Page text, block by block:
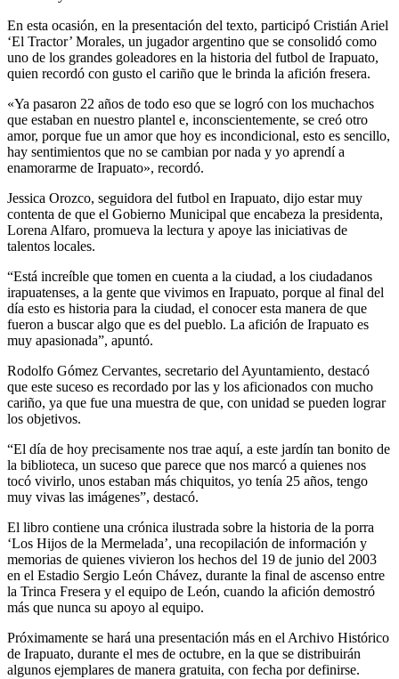
En esta ocasión, en la presentación del texto, participó Cristián Ariel
‘El Tractor’ Morales, un jugador argentino que se consolidó como
uno de los grandes goleadores en la historia del futbol de Irapuato,
quien recordó con gusto el cariño que le brinda la afición fresera.
«Ya pasaron 22 años de todo eso que se logró con los muchachos
que estaban en nuestro plantel e, inconscientemente, se creó otro
amor, porque fue un amor que hoy es incondicional, esto es sencillo,
hay sentimientos que no se cambian por nada y yo aprendí a
enamorarme de Irapuato», recordó.
Jessica Orozco, seguidora del futbol en Irapuato, dijo estar muy
contenta de que el Gobierno Municipal que encabeza la presidenta,
Lorena Alfaro, promueva la lectura y apoye las iniciativas de
talentos locales.
“Está increíble que tomen en cuenta a la ciudad, a los ciudadanos
irapuatenses, a la gente que vivimos en Irapuato, porque al final del
día esto es historia para la ciudad, el conocer esta manera de que
fueron a buscar algo que es del pueblo. La afición de Irapuato es
muy apasionada”, apuntó.
Rodolfo Gómez Cervantes, secretario del Ayuntamiento, destacó
que este suceso es recordado por las y los aficionados con mucho
cariño, ya que fue una muestra de que, con unidad se pueden lograr
los objetivos.
“El día de hoy precisamente nos trae aquí, a este jardín tan bonito de
la biblioteca, un suceso que parece que nos marcó a quienes nos
tocó vivirlo, unos estaban más chiquitos, yo tenía 25 años, tengo
muy vivas las imágenes”, destacó.
El libro contiene una crónica ilustrada sobre la historia de la porra
‘Los Hijos de la Mermelada’, una recopilación de información y
memorias de quienes vivieron los hechos del 19 de junio del 2003
en el Estadio Sergio León Chávez, durante la final de ascenso entre
la Trinca Fresera y el equipo de León, cuando la afición demostró
más que nunca su apoyo al equipo.
Próximamente se hará una presentación más en el Archivo Histórico
de Irapuato, durante el mes de octubre, en la que se distribuirán
algunos ejemplares de manera gratuita, con fecha por definirse.